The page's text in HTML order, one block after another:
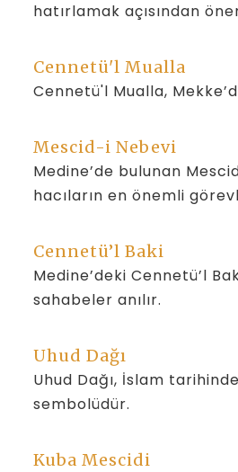
hatırlamak açısından
Cennetü'l Mualla
Cennetü'l Mualla,
Mescid-i Nebevi
Medine’de bulunan
hacıların en önemli
Cennetü’l Baki
Medine’deki Cennetü’l
sahabeler anılır.
Uhud Dağı
Uhud Dağı, İslam
sembolüdür.
Kuba Mescidi